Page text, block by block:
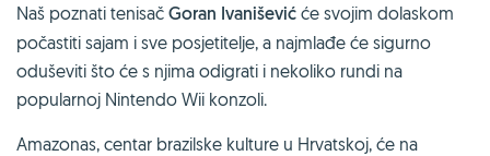
Naš poznati tenisač Goran Ivanišević će svojim dolaskom
počastiti sajam i sve posjetitelje, a najmlađe će sigurno
oduševiti što će s njima odigrati i nekoliko rundi na
popularnoj Nintendo Wii konzoli.
Amazonas, centar brazilske kulture u Hrvatskoj, će na